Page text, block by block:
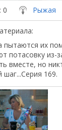
: 0 Рыжая
:
пытаются их
потасовку
вместе, но
шаг...Серия 169.